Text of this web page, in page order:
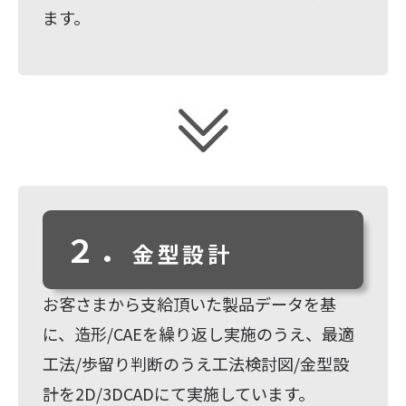
ます。
２．金型設計
お客さまから支給頂いた製品データを基
に、造形/CAEを繰り返し実施のうえ、最適
工法/歩留り判断のうえ工法検討図/金型設
計を2D/3DCADにて実施しています。